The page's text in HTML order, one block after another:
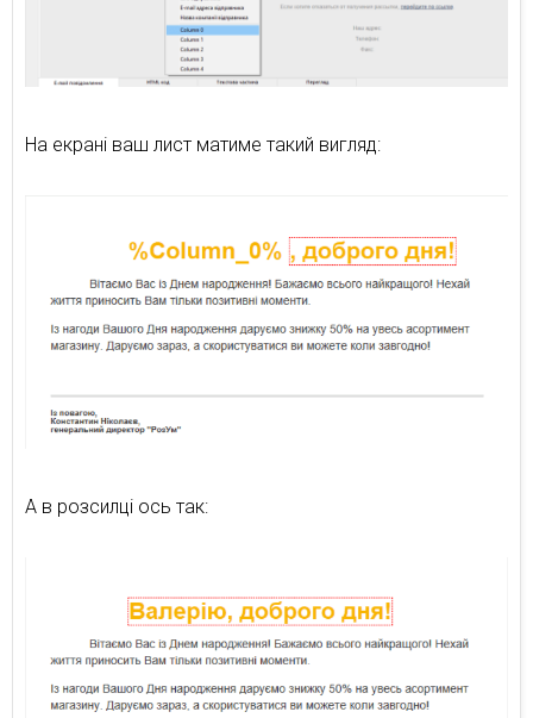
На екрані ваш лист матиме такий вигляд:
А в розсилці ось так: